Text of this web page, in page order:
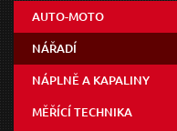
AUTO-MOTO
NÁŘADÍ
NÁPLNĚ A KAPALINY
MĚŘÍCÍ TECHNIKA